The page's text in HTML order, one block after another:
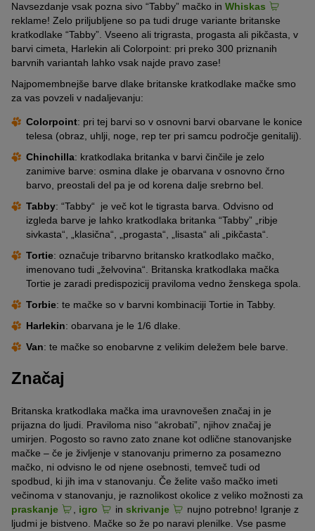
Navsezdanje vsak pozna sivo “Tabby” mačko in Whiskas
reklame! Zelo priljubljene so pa tudi druge variante britanske
kratkodlake “Tabby”. Vseeno ali trigrasta, progasta ali pikčasta, v
barvi cimeta, Harlekin ali Colorpoint: pri preko 300 priznanih
barvnih variantah lahko vsak najde pravo zase!
Najpomembnejše barve dlake britanske kratkodlake mačke smo
za vas povzeli v nadaljevanju:
Colorpoint: pri tej barvi so v osnovni barvi obarvane le konice
telesa (obraz, uhlji, noge, rep ter pri samcu področje genitalij).
Chinchilla: kratkodlaka britanka v barvi činčile je zelo
zanimive barve: osmina dlake je obarvana v osnovno črno
barvo, preostali del pa je od korena dalje srebrno bel.
Tabby: “Tabby“ je več kot le tigrasta barva. Odvisno od
izgleda barve je lahko kratkodlaka britanka “Tabby” „ribje
sivkasta“, „klasična“, „progasta“, „lisasta“ ali „pikčasta“.
Tortie: označuje tribarvno britansko kratkodlako mačko,
imenovano tudi „želvovina“. Britanska kratkodlaka mačka
Tortie je zaradi predispozicij praviloma vedno ženskega spola.
Torbie: te mačke so v barvni kombinaciji Tortie in Tabby.
Harlekin: obarvana je le 1/6 dlake.
Van: te mačke so enobarvne z velikim deležem bele barve.
Značaj
Britanska kratkodlaka mačka ima uravnovešen značaj in je
prijazna do ljudi. Praviloma niso “akrobati”, njihov značaj je
umirjen. Pogosto so ravno zato znane kot odlične stanovanjske
mačke – če je življenje v stanovanju primerno za posamezno
mačko, ni odvisno le od njene osebnosti, temveč tudi od
spodbud, ki jih ima v stanovanju. Če želite vašo mačko imeti
večinoma v stanovanju, je raznolikost okolice z veliko možnosti za
praskanje
igro in skrivanje
nujno potrebno! Igranje z
ljudmi je bistveno. Mačke so že po naravi plenilke. Vse pasme